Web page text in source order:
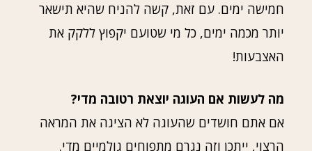
חמישה ימים. עם זאת, קשה להניח שהיא תישאר
יותר מכמה ימים, כל מי שטועם יקפוץ ללקק את
האצבעות!
מה לעשות אם העוגה יוצאת רטובה מדי?
אם אתם חושדים שהעוגה לא הציגה את המראה
הרצוי, ייתכן וזה נגרם מתפוחים גולמיים מדי.